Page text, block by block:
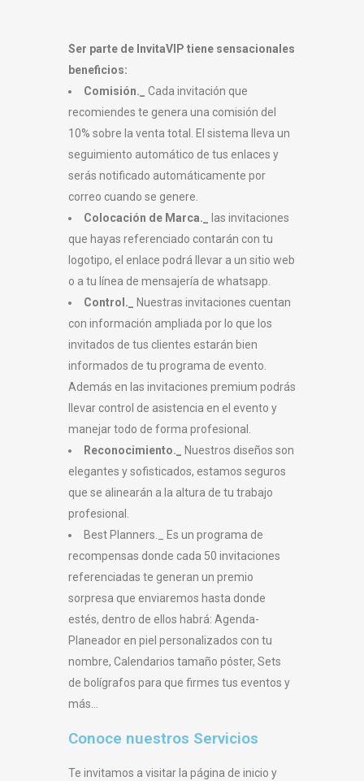
Ser parte de InvitaVIP tiene sensacionales
beneficios:
Comisión._
Cada invitación que
recomiendes te genera una comisión del
10% sobre la venta total. El sistema lleva un
seguimiento automático de tus enlaces y
serás notificado automáticamente por
correo cuando se genere.
Colocación de Marca._
las invitaciones
que hayas referenciado contarán con tu
logotipo, el enlace podrá llevar a un sitio web
o a tu línea de mensajería de whatsapp.
Control._
Nuestras invitaciones cuentan
con información ampliada por lo que los
invitados de tus clientes estarán bien
informados de tu programa de evento.
Además en las invitaciones premium podrás
llevar control de asistencia en el evento y
manejar todo de forma profesional.
Reconocimiento._
Nuestros diseños son
elegantes y sofisticados, estamos seguros
que se alinearán a la altura de tu trabajo
profesional.
Best Planners._ Es un programa de
recompensas donde cada 50 invitaciones
referenciadas te generan un premio
sorpresa que enviaremos hasta donde
estés, dentro de ellos habrá: Agenda-
Planeador en piel personalizados con tu
nombre, Calendarios tamaño póster, Sets
de bolígrafos para que firmes tus eventos y
más…
Conoce nuestros Servicios
Te invitamos a visitar la página de inicio y